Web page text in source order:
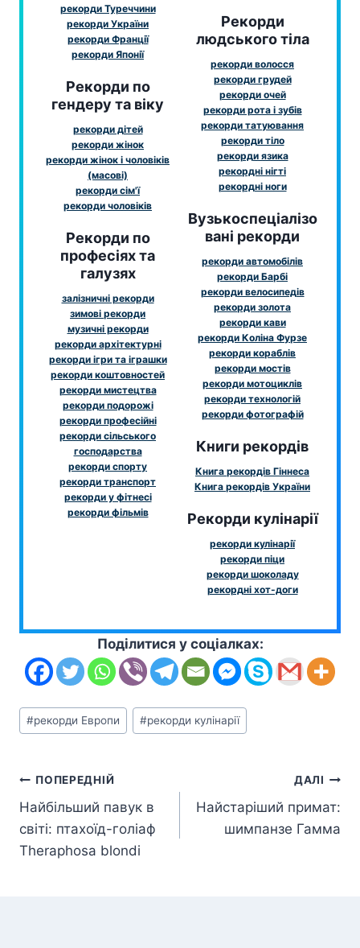
рекорди Туреччини
рекорди України
рекорди Франції
рекорди Японії
Рекорди по
гендеру та віку
рекорди дітей
рекорди жінок
рекорди жінок і чоловіків
(масові)
рекорди сім'ї
рекорди чоловіків
Рекорди по
професіях та
галузях
залізничні рекорди
зимові рекорди
музичні рекорди
рекорди архітектурні
рекорди ігри та іграшки
рекорди коштовностей
рекорди мистецтва
рекорди подорожі
рекорди професійні
рекорди сільського
господарства
рекорди спорту
рекорди транспорт
рекорди у фітнесі
рекорди фільмів
Рекорди
людського тіла
рекорди волосся
рекорди грудей
рекорди очей
рекорди рота і зубів
рекорди татуювання
рекорди тіло
рекорди язика
рекордні нігті
рекордні ноги
Вузькоспеціалізо
вані рекорди
рекорди автомобілів
рекорди Барбі
рекорди велосипедів
рекорди золота
рекорди кави
рекорди Коліна Фурзе
рекорди кораблів
рекорди мостів
рекорди мотоциклів
рекорди технологій
рекорди фотографій
Книги рекордів
Книга рекордів Гіннеса
Книга рекордів України
Рекорди кулінарії
рекорди кулінарії
рекорди піци
рекорди шоколаду
рекордні хот-доги
Поділитися у соціалках:
Позначки
запису:
#рекорди Европи #рекорди кулінарії
Навігація
записів
ПОПЕРЕДНІЙ
Найбільший павук в
світі: птахоїд-голіаф
Theraphosa blondi
ДАЛІ
Найстаріший примат:
шимпанзе Гамма